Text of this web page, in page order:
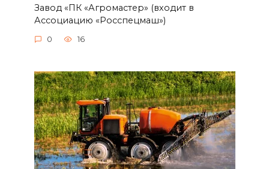
Завод «ПК «Агромастер» (входит в
Ассоциацию «Росспецмаш»)
0 16